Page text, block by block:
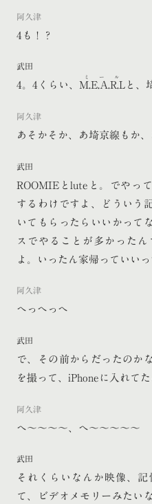
阿久津
4も！？
武田
4。4くらい、 M.E.A.R.L
ミール
と、
阿久津
あそかそか、あ埼京線もか
武田
ROOMIEとluteと。でやっ
するわけですよ、どういう
いてもらったらいいかって
スでやることが多かった
よ。いったん家帰っていい
阿久津
へっへっへ
武田
で、その前からだったのか
を撮って、iPhoneに入れてた
阿久津
へ〜〜〜〜、へ〜〜〜〜〜
武田
それくらいなんか映像、
て、ビデオメモリーみたい